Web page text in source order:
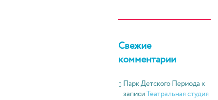
Свежие
комментарии
Парк Детского Периода к
записиТеатральная студия